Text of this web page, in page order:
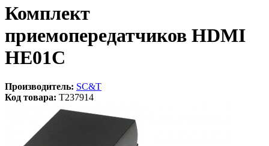
Комплект
приемопередатчиков HDMI
HE01C
Производитель: SC&T
Код товара: T237914